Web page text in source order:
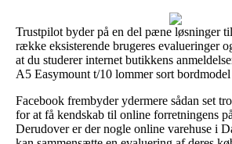
Trustpilot byder på en del pæne løsninger
række eksisterende brugeres evalueringer
at du studerer internet butikkens
A5 Easymount t/10 lommer sort
Facebook frembyder ydermere sådan set
for at få kendskab til online forretningens
Derudover er der nogle online varehuse i